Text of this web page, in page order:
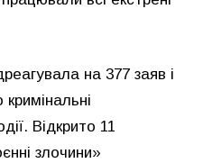
на 377 заяв і
Відкрито 11
злочини»